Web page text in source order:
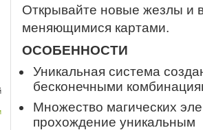
Открывайте новые жезлы и
меняющимися картами.
ОСОБЕННОСТИ
Уникальная система
бесконечными
Множество магических
прохождение уникальным